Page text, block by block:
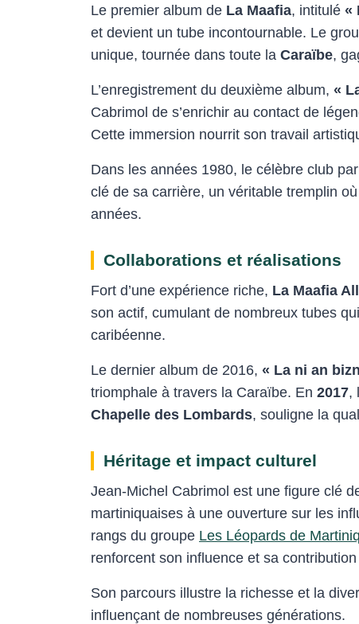
Le premier album de La Maafia, intitulé «
et devient un tube incontournable. Le
unique, tournée dans toute la Caraïbe,
L’enregistrement du deuxième album, «
Cabrimol de s’enrichir au contact de
Cette immersion nourrit son travail
Dans les années 1980, le célèbre club
clé de sa carrière, un véritable tremplin
années.
Collaborations et réalisations
Fort d’une expérience riche, La Maafia
son actif, cumulant de nombreux tubes
caribéenne.
Le dernier album de 2016, « La ni an
triomphale à travers la Caraïbe. En 2017,
Chapelle des Lombards, souligne la
Héritage et impact culturel
Jean-Michel Cabrimol est une figure clé
martiniquaises à une ouverture sur les
rangs du groupe Les Léopards de
renforcent son influence et sa
Son parcours illustre la richesse et la
influençant de nombreuses générations.